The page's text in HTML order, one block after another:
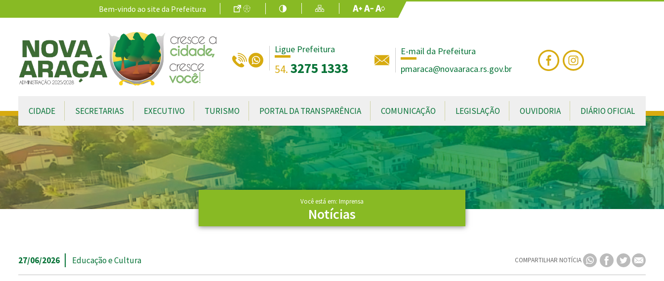
Bem-vindo ao site da Prefeitura Ir para o Conteúdo
AcessibilidadeAlto ContrasteMapa do Site Aumentar Fonte
Diminuir Fonte
Fonte Original
Ligue Prefeitura
54. 3275 1333
E-mail da Prefeitura
pmaraca@novaaraca.rs.gov.br
CONTEÚDO DO MENU
CIDADE SECRETARIAS EXECUTIVO TURISMO PORTAL DA TRANSPARÊNCIA COMUNICAÇÃO LEGISLAÇÃO OUVIDORIA DIÁRIO OFICIAL
Conteúdo Principal
Você está em: Imprensa
Notícias
27/06/2026 Educação e Cultura COMPARTILHAR NOTÍCIA